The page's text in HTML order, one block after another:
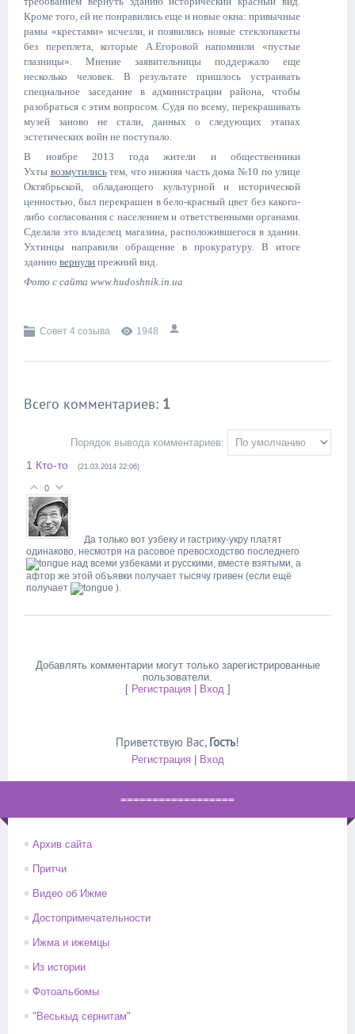
Кроме того, ей не понравились еще и новые окна: привычные
рамы «крестами» исчезли, и появились новые стеклопакеты
без переплета, которые А.Егоровой напомнили «пустые
глазницы». Мнение заявительницы поддержало еще
несколько человек. В результате пришлось устраивать
специальное заседание в администрации района, чтобы
разобраться с этим вопросом. Судя по всему, перекрашивать
музей заново не стали, данных о следующих этапах
эстетических войн не поступало.
В ноябре 2013 года жители и общественники
Ухты возмутилисьтем, что нижняя часть дома №10 по улице
Октябрьской, обладающего культурной и исторической
ценностью, был перекрашен в бело-красный цвет без какого-
либо согласования с населением и ответственными органами.
Сделала это владелец магазина, расположившегося в здании.
Ухтинцы направили обращение в прокуратуру. В итоге
зданию вернули прежний вид.
Фото с сайта www.hudoshnik.in.ua
Совет 4 созыва 1948
Всего комментариев: 1
Порядок вывода комментариев:
1 Кто-то (21.03.2014 22:06)
0
Да только вот узбеку и гастрику-укру платят
одинаково, несмотря на расовое превосходство последнего
над всеми узбеками и русскими, вместе взятыми, а
афтор же этой объявки получает тысячу гривен (если ещё
получает
).
Добавлять комментарии могут только зарегистрированные
пользователи.
[ Регистрация| Вход]
Приветствую Вас, Гость!
Регистрация| Вход
==================
Архив сайта
Притчи
Видео об Ижме
Достопримечательности
Ижма и ижемцы
Из истории
Фотоальбомы
"Веськыд сернитам"